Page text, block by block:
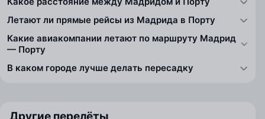
Летают ли прямые рейсы из Мадрида в Порту
Какие авиакомпании летают по маршруту Мадрид
— Порту
В каком городе лучше делать пересадку